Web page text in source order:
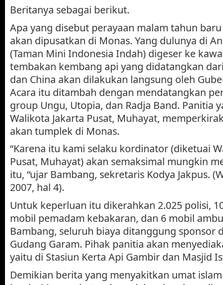
Beritanya sebagai berikut.
Apa yang disebut perayaan malam tahun baru
akan dipusatkan di Monas. Yang dulunya di
(Taman Mini Indonesia Indah) digeser ke
tembakan kembang api yang didatangkan
dan China akan dilakukan langsung oleh
Acara itu ditambah dengan mendatangkan
group Ungu, Utopia, dan Radja Band. Panitia
Walikota Jakarta Pusat, Muhayat,
akan tumplek di Monas.
“Karena itu kami selaku kordinator (diketuai
Pusat, Muhayat) akan semaksimal mungkin
itu, “ujar Bambang, sekretaris Kodya Jakpus.
2007, hal 4).
Untuk keperluan itu dikerahkan 2.025 polisi,
mobil pemadam kebakaran, dan 6 mobil
Bambang, seluruh biaya ditanggung sponsor
Gudang Garam. Pihak panitia akan
yaitu di Stasiun Kerta Api Gambir dan Masjid
Demikian berita yang menyakitkan umat